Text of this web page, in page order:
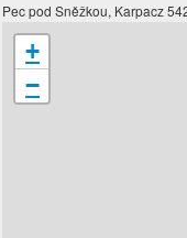
Pec pod Sněžkou, Karpacz
+
−